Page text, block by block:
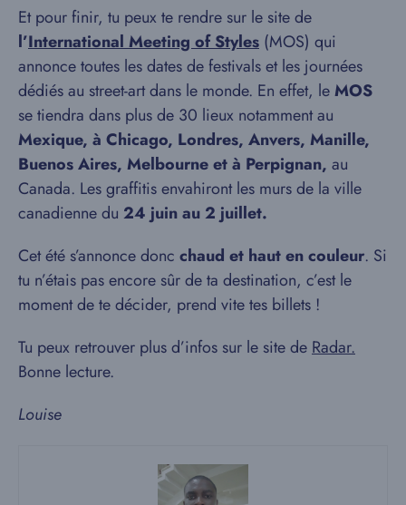
Et pour finir, tu peux te rendre sur le site de
l’International Meeting of Styles (MOS) qui
annonce toutes les dates de festivals et les journées
dédiés au street-art dans le monde. En effet, leMOS
se tiendra dans plus de 30 lieux notamment au
Mexique, à Chicago, Londres, Anvers, Manille,
Buenos Aires, Melbourne et à Perpignan, au
Canada. Les graffitis envahiront les murs de la ville
canadienne du 24 juin au 2 juillet.
Cet été s’annonce donc chaud et haut en couleur. Si
tu n’étais pas encore sûr de ta destination, c’est le
moment de te décider, prend vite tes billets !
Tu peux retrouver plus d’infos sur le site deRadar.
Bonne lecture.
Louise